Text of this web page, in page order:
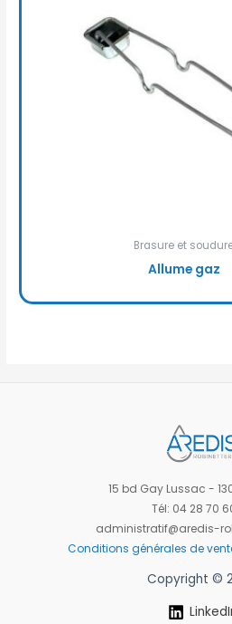
Brasure et
Allume gaz
15 bd Gay Lussac -
Tél: 04 28 70
administratif@aredis-
Conditions générales de
Copyright ©